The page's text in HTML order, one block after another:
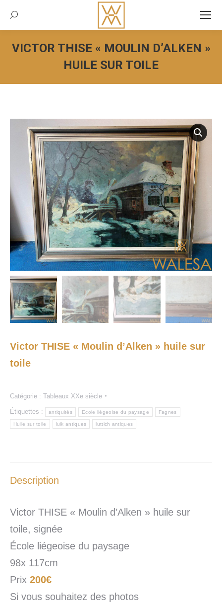
Recherche:
VICTOR THISE « MOULIN D’ALKEN »
HUILE SUR TOILE
Vous êtes ici :
Victor THISE « Moulin d’Alken » huile sur
toile
Catégorie : Tableaux XXe siècle
Étiquettes : antiquités Ecole liégeoise du paysage Fagnes
Huile sur toile luik antiques luttich antiques
Description
Victor THISE « Moulin d’Alken » huile sur
toile, signée
École liégeoise du paysage
98x 117cm
Prix 200€
Si vous souhaitez des photos